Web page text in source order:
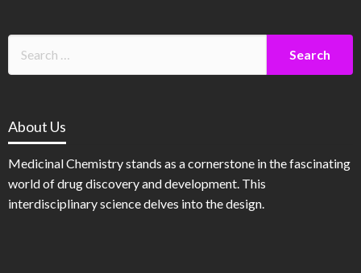
About Us
Medicinal Chemistry stands as a cornerstone in the fascinating
world of drug discovery and development. This
interdisciplinary science delves into the design.